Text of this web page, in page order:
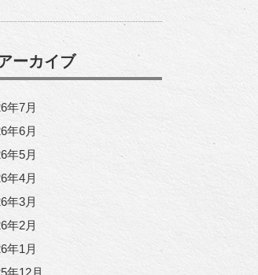
ーカイブ
年7月
年6月
年5月
年4月
年3月
年2月
年1月
年12月